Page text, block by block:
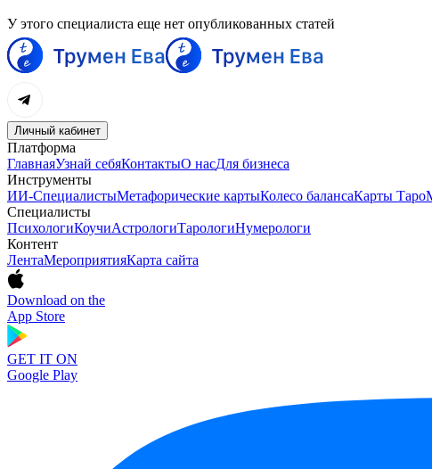
У этого специалиста еще нет опубликованных статей
Личный кабинет
Платформа
ГлавнаяУзнай себяКонтактыО насДля бизнеса
Инструменты
ИИ-СпециалистыМетафорические картыКолесо балансаКарты Таро
Специалисты
ПсихологиКоучиАстрологиТарологиНумерологи
Контент
ЛентаМероприятияКарта сайта
Download on the
App Store
GET IT ON
Google Play